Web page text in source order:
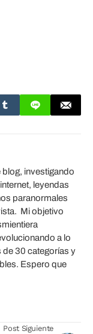
investigando
leyendas
paranormales
Mi objetivo
a lo
de 30 categorías y
Espero que
Post Siguiente